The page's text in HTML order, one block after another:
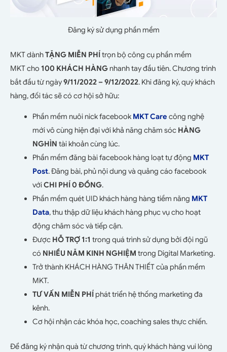
Đăng ký sử dụng phần mềm
MKT dànhTẶNG MIỄN PHÍtrọn bộ công cụ phần mềm
MKT cho 100 KHÁCH HÀNG nhanh tay đầu tiên. Chương trình
bắt đầu từ ngày9/11/2022 – 9/12/2022. Khi đăng ký, quý khách
hàng, đối tác sẽ có cơ hội sở hữu:
Phần mềm nuôi nick facebook MKT Care công nghệ
mới vô cùng hiện đại với khả năng chăm sóc HÀNG
NGHÌN tài khoản cùng lúc.
Phần mềm đăng bài facebook hàng loạt tự động MKT
Post. Đăng bài, phủ nội dung và quảng cáo facebook
vớiCHI PHÍ 0 ĐỒNG.
Phần mềm quét UID khách hàng hàng tiềm năng MKT
Data, thu thập dữ liệu khách hàng phục vụ cho hoạt
động chăm sóc và tiếp cận.
Được HỖ TRỢ 1:1 trong quá trình sử dụng bởi đội ngũ
có NHIỀU NĂM KINH NGHIỆM trong Digital Marketing.
Trở thành KHÁCH HÀNG THÂN THIẾT của phần mềm
MKT.
TƯ VẤN MIỄN PHÍphát triển hệ thống marketing đa
kênh.
Cơ hội nhận các khóa học, coaching sales thực chiến.
Để đăng ký nhận quà từ chương trình, quý khách hàng vui lòng